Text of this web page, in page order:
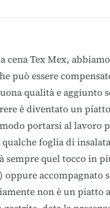
cena Tex Mex,
può essere
qualità e aggiunto
è diventato un
portarsi al lavoro
foglia di
sempre quel tocco in
oppure accompagnato
non è un piatto